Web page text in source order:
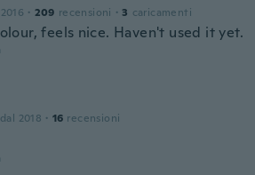
· 209 recensioni · 3 caricamenti
feels nice. Haven't used it yet.
2018 · 16 recensioni